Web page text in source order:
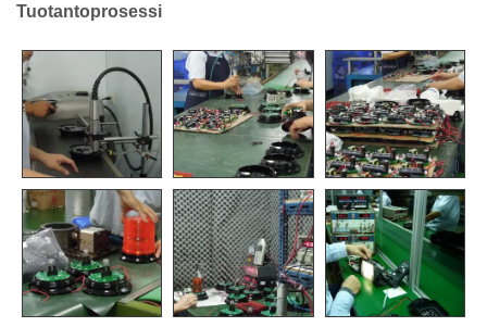
Tuotantoprosessi